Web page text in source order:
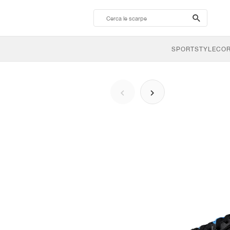
search-
btn
SPORTSTYLE